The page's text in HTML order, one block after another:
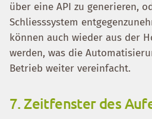
über eine API zu generieren,
Schliesssystem
können auch wieder aus der
werden, was die
Betrieb weiter vereinfacht.
7. Zeitfenster des